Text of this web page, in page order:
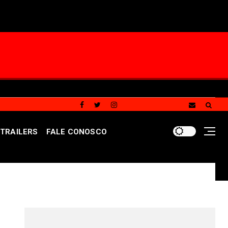
TRAILERS FALE CONOSCO
atendimento especializado a crianças e adolescentes